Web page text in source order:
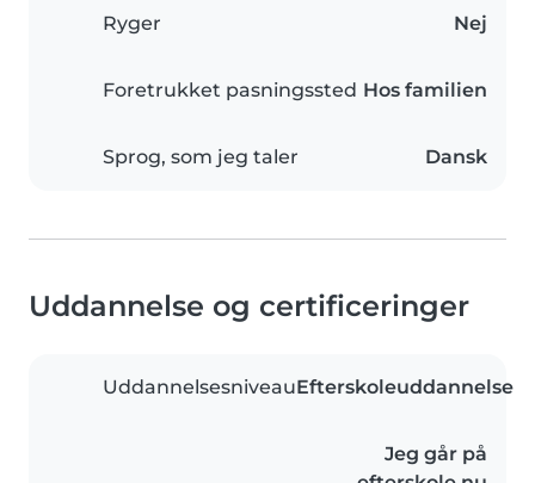
Ryger Nej
Foretrukket pasningssted Hos familien
Sprog, som jeg taler Dansk
Uddannelse og certificeringer
UddannelsesniveauEfterskoleuddannelse
Jeg går på